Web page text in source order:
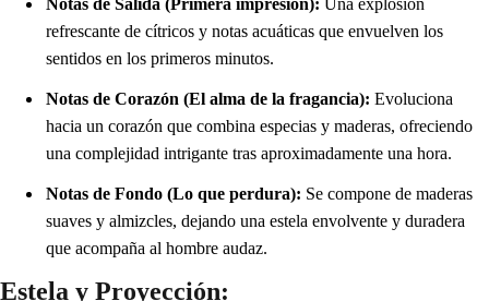
Notas de Salida (Primera impresión): Una explosión
refrescante de cítricos y notas acuáticas que envuelven los
sentidos en los primeros minutos.
Notas de Corazón (El alma de la fragancia): Evoluciona
hacia un corazón que combina especias y maderas, ofreciendo
una complejidad intrigante tras aproximadamente una hora.
Notas de Fondo (Lo que perdura): Se compone de maderas
suaves y almizcles, dejando una estela envolvente y duradera
que acompaña al hombre audaz.
Estela y Proyección: